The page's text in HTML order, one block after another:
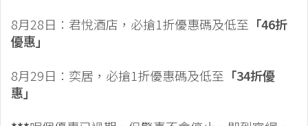
8月28日：君悅酒店，必搶1折優惠碼及低至 「46折
優惠」
8月29日：奕居，必搶1折優惠碼及低至 「34折優
惠」